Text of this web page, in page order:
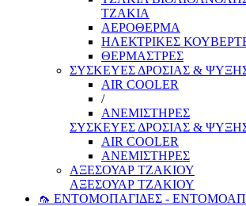
ΤΖΑΚΙΑ
ΑΕΡΟΘΕΡΜΑ
ΗΛΕΚΤΡΙΚΕΣ
ΘΕΡΜΑΣΤΡΕΣ
ΣΥΣΚΕΥΕΣ ΔΡΟΣΙΑΣ &
AIR COOLER
/
ΑΝΕΜΙΣΤΗΡΕΣ
ΣΥΣΚΕΥΕΣ ΔΡΟΣΙΑΣ &
AIR COOLER
ΑΝΕΜΙΣΤΗΡΕΣ
ΑΞΕΣΟΥΑΡ ΤΖΑΚΙΟΥ
ΑΞΕΣΟΥΑΡ ΤΖΑΚΙΟΥ
🦟 ΕΝΤΟΜΟΠΑΓΙΔΕΣ -